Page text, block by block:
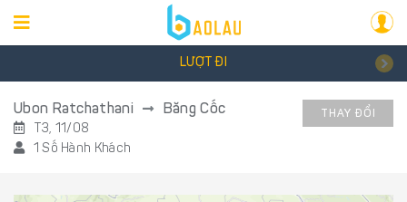
LƯỢT ĐI
Ubon Ratchathani Băng Cốc
T3, 11/08
1 Số Hành Khách
THAY ĐỔI